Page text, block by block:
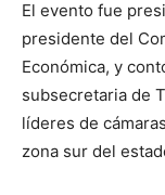
El evento fue
presidente del
Económica, y
subsecretaria de
líderes de
zona sur del